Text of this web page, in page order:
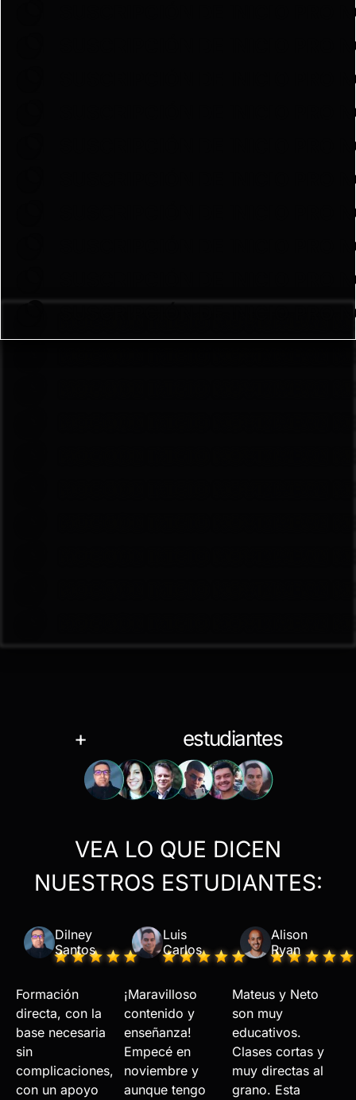
SUSCRIPCIÓN DE INICIO PRO
SUSCRIPCIÓN DE INICIO PRO
SUSCRIPCIÓN DE INICIO PRO
SUSCRIPCIÓN DE INICIO PRO
SUSCRIPCIÓN DE INICIO PRO
SUSCRIPCIÓN DE INICIO PRO
SUSCRIPCIÓN DE INICIO PRO
SUSCRIPCIÓN DE INICIO PRO
SUSCRIPCIÓN DE INICIO PRO
SUSCRIPCIÓN DE INICIO PRO
NOCODE INICIO NOVIEMBRE
+ estudiantes
VEA LO QUE DICEN
NUESTROS ESTUDIANTES:
Dilney
Santos
Formación
directa, con la
base necesaria
sin
complicaciones,
con un apoyo
Luis
Carlos
¡Maravilloso
contenido y
enseñanza!
Empecé en
noviembre y
aunque tengo
Alison
Ryan
Mateus y Neto
son muy
educativos.
Clases cortas y
muy directas al
grano. Esta